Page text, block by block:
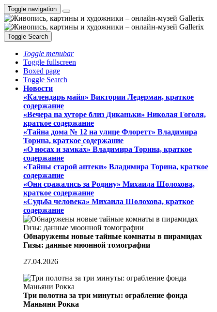
Toggle navigation
Toggle Search
Toggle menubar
Toggle fullscreen
Boxed page
Toggle Search
Новости
«Календарь майя» Виктории Ледерман, краткое
содержание
«Вечера на хуторе близ Диканьки» Николая Гоголя,
краткое содержание
«Тайна дома № 12 на улице Флоретт» Владимира
Торина, краткое содержание
«О носах и замка́х» Владимира Торина, краткое
содержание
«Тайны старой аптеки» Владимира Торина, краткое
содержание
«Они сражались за Родину» Михаила Шолохова,
краткое содержание
«Судьба человека» Михаила Шолохова, краткое
содержание
Обнаружены новые тайные комнаты в пирамидах
Гизы: данные мюонной томографии
27.04.2026
Три полотна за три минуты: ограбление фонда
Маньяни Рокка